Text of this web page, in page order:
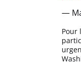
—
Pour